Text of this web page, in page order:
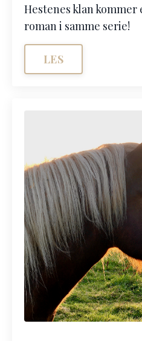
Hestenes klan
roman i samme serie!
LES